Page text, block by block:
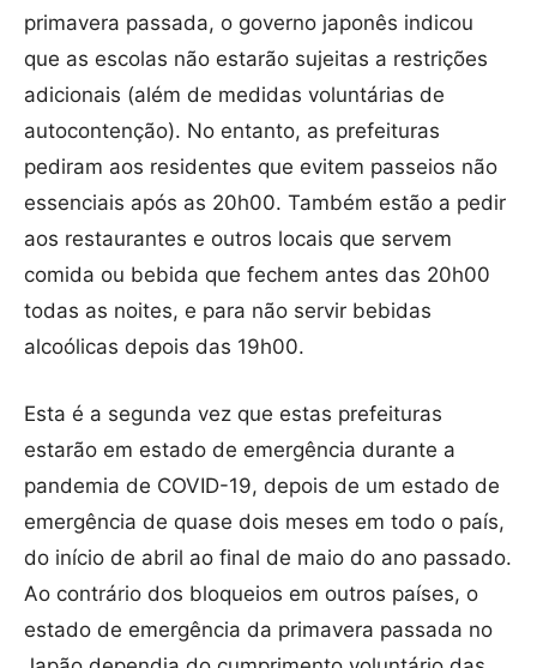
primavera passada, o governo japonês indicou
que as escolas não estarão sujeitas a restrições
adicionais (além de medidas voluntárias de
autocontenção). No entanto, as prefeituras
pediram aos residentes que evitem passeios não
essenciais após as 20h00. Também estão a pedir
aos restaurantes e outros locais que servem
comida ou bebida que fechem antes das 20h00
todas as noites, e para não servir bebidas
alcoólicas depois das 19h00.
Esta é a segunda vez que estas prefeituras
estarão em estado de emergência durante a
pandemia de COVID-19, depois de um estado de
emergência de quase dois meses em todo o país,
do início de abril ao final de maio do ano passado.
Ao contrário dos bloqueios em outros países, o
estado de emergência da primavera passada no